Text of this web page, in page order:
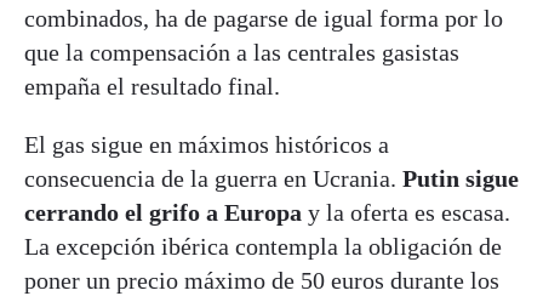
combinados, ha de pagarse de igual forma por lo
que la compensación a las centrales gasistas
empaña el resultado final.
El gas sigue en máximos históricos a
consecuencia de la guerra en Ucrania. Putin sigue
cerrando el grifo a Europa y la oferta es escasa.
La excepción ibérica contempla la obligación de
poner un precio máximo de 50 euros durante los